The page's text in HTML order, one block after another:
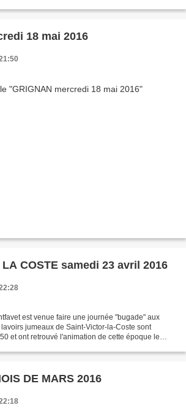
18 mai 2016
LA COSTE samedi 23 avril 2016
est venue faire une journée "bugade" aux
jumeaux de Saint-Victor-la-Coste sont
et ont retrouvé l'animation de cette époque le
DE MARS 2016